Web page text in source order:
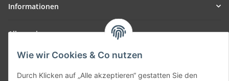
Wie wir Cookies & Co nutzen
Durch Klicken auf „Alle akzeptieren“ gestatten Sie den
Informationen
Allgemein
Teil unseres Netzwerks:
SmoliTec - Safety. Simplified. Worldwide. ( B2B Shop )